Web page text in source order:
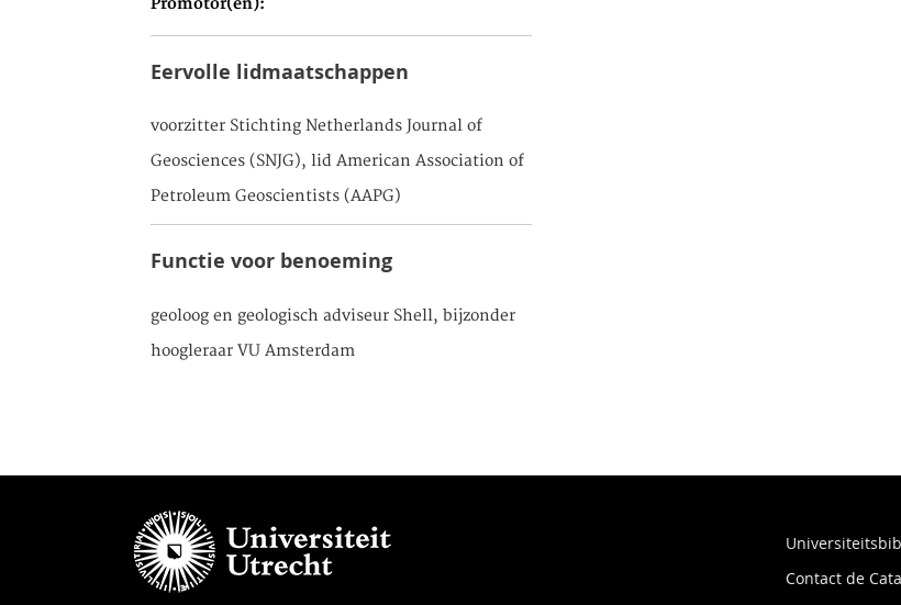
Promotor(en)
Eervolle lidmaatschappen
voorzitter Stichting Netherlands Journal of
Geosciences (SNJG), lid American Association of
Petroleum Geoscientists (AAPG)
Functie voor benoeming
geoloog en geologisch adviseur Shell, bijzonder
hoogleraar VU Amsterdam
Contact de